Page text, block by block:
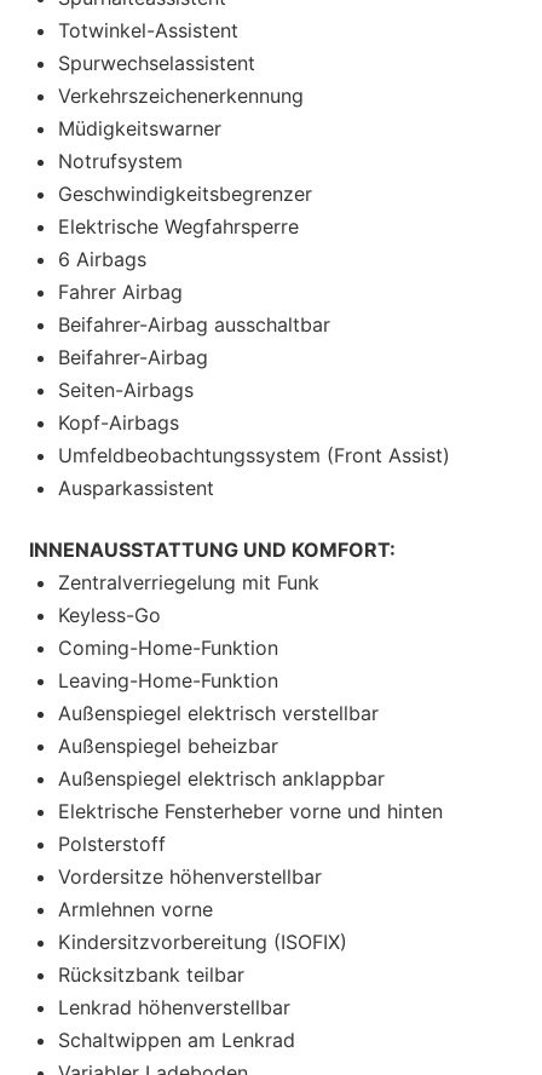
Totwinkel-Assistent
Spurwechselassistent
Verkehrszeichenerkennung
Müdigkeitswarner
Notrufsystem
Geschwindigkeitsbegrenzer
Elektrische Wegfahrsperre
6 Airbags
Fahrer Airbag
Beifahrer-Airbag ausschaltbar
Beifahrer-Airbag
Seiten-Airbags
Kopf-Airbags
Umfeldbeobachtungssystem (Front Assist)
Ausparkassistent
INNENAUSSTATTUNG UND KOMFORT:
Zentralverriegelung mit Funk
Keyless-Go
Coming-Home-Funktion
Leaving-Home-Funktion
Außenspiegel elektrisch verstellbar
Außenspiegel beheizbar
Außenspiegel elektrisch anklappbar
Elektrische Fensterheber vorne und hinten
Polsterstoff
Vordersitze höhenverstellbar
Armlehnen vorne
Kindersitzvorbereitung (ISOFIX)
Rücksitzbank teilbar
Lenkrad höhenverstellbar
Schaltwippen am Lenkrad